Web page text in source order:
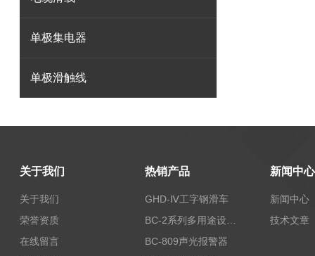
单极集电器
单极滑触线
关于我们
关于我们
荣誉资质
在线留言
热销产品
GHD-Ⅳ工字钢滑车
BC-809声光报警器
新闻中心
新闻中心
技术文章